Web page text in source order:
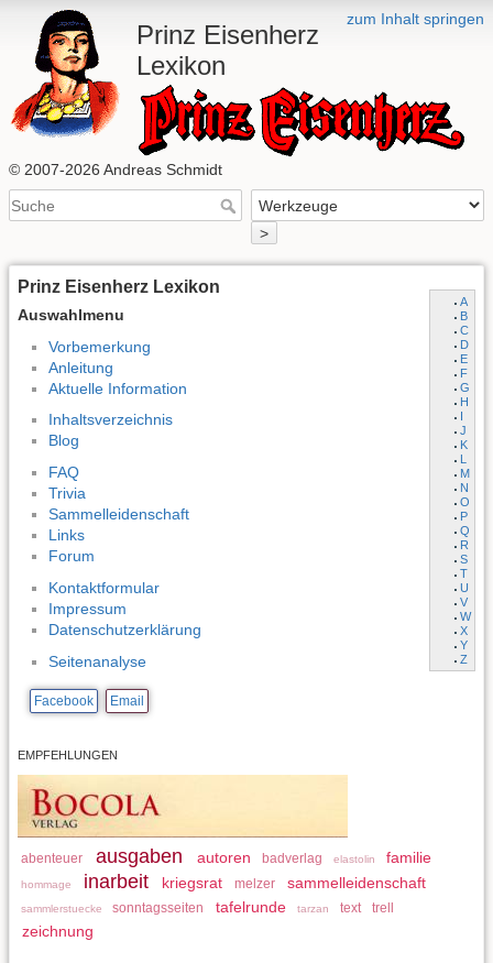
zum Inhalt springen
Prinz Eisenherz
Lexikon
© 2007-2026 Andreas Schmidt
>
Prinz Eisenherz Lexikon
Auswahlmenu
A
B
C
D
E
F
G
H
I
J
K
L
M
N
O
P
Q
R
S
T
U
V
W
X
Y
Z
Vorbemerkung
Anleitung
Aktuelle Information
Inhaltsverzeichnis
Blog
FAQ
Trivia
Sammelleidenschaft
Links
Forum
Kontaktformular
Impressum
Datenschutzerklärung
Seitenanalyse
Facebook Email
EMPFEHLUNGEN
abenteuer ausgaben autoren badverlag elastolin familie
hommage inarbeit kriegsrat melzer sammelleidenschaft
sammlerstuecke sonntagsseiten tafelrunde tarzan text trell
zeichnung